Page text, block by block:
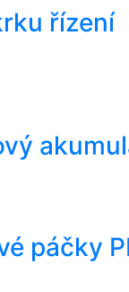
řízení
páčky